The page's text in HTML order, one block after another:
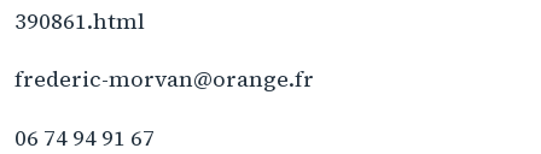
390861.html
frederic-morvan@orange.fr
06 74 94 91 67